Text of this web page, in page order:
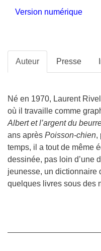
Version numérique
Auteur Presse
Né en 1970, Laurent
où il travaille comme
Albert et l’argent du
ans après Poisson-chien,
temps, il a tout de même
dessinée, pas loin d’une
jeunesse, un dictionnaire
quelques livres sous des